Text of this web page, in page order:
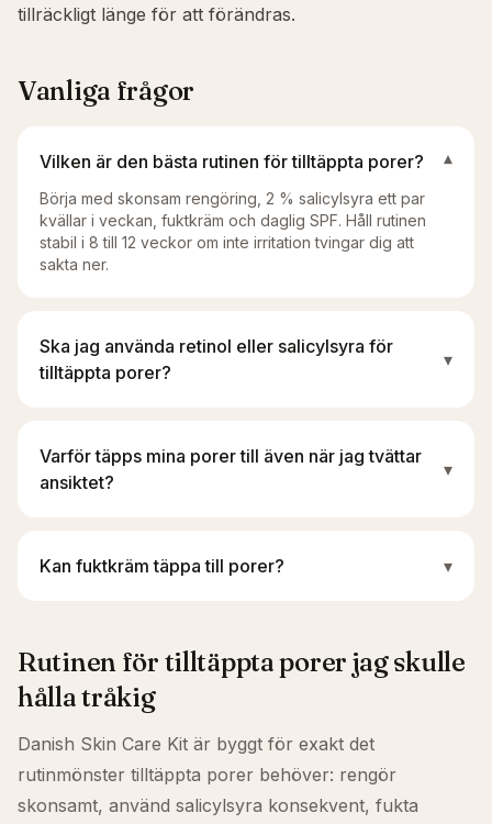
tillräckligt länge för att förändras.
Vanliga frågor
Vilken är den bästa rutinen för tilltäppta porer? ▾
Börja med skonsam rengöring, 2 % salicylsyra ett par
kvällar i veckan, fuktkräm och daglig SPF. Håll rutinen
stabil i 8 till 12 veckor om inte irritation tvingar dig att
sakta ner.
Ska jag använda retinol eller salicylsyra för
tilltäppta porer?
▾
Varför täpps mina porer till även när jag tvättar
ansiktet?
▾
Kan fuktkräm täppa till porer? ▾
Rutinen för tilltäppta porer jag skulle
hålla tråkig
Danish Skin Care Kit är byggt för exakt det
rutinmönster tilltäppta porer behöver: rengör
skonsamt, använd salicylsyra konsekvent, fukta